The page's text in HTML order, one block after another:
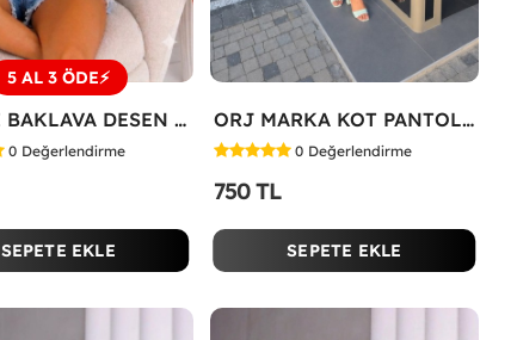
5 AL 3 ÖDE⚡
İŞLEME BAKLAVA DESEN TİŞÖRT Siyah
0 Değerlendirme
SEPETE EKLE
ORJ MARKA KOT PANTOLON Mavi
0 Değerlendirme
750 TL
SEPETE EKLE